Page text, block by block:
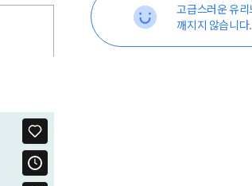
고급스러운 유
깨지지 않습니다.